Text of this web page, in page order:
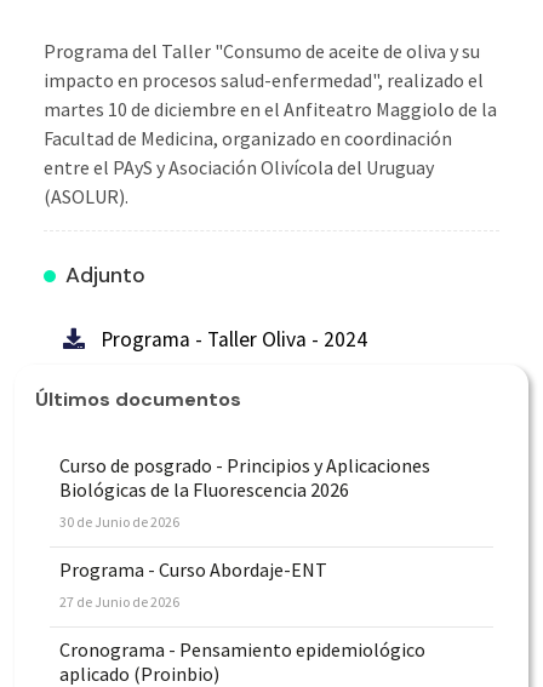
Programa del Taller "Consumo de aceite de oliva y su
impacto en procesos salud-enfermedad", realizado el
martes 10 de diciembre en el Anfiteatro Maggiolo de la
Facultad de Medicina, organizado en coordinación
entre el PAyS y Asociación Olivícola del Uruguay
(ASOLUR).
Adjunto
Programa - Taller Oliva - 2024
Últimos documentos
Curso de posgrado - Principios y Aplicaciones
Biológicas de la Fluorescencia 2026
30 de Junio de 2026
Programa - Curso Abordaje-ENT
27 de Junio de 2026
Cronograma - Pensamiento epidemiológico
aplicado (Proinbio)